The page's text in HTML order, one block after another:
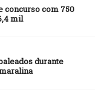
concurso com 750
mil
durante